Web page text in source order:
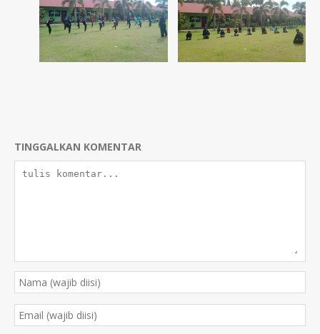
TINGGALKAN KOMENTAR